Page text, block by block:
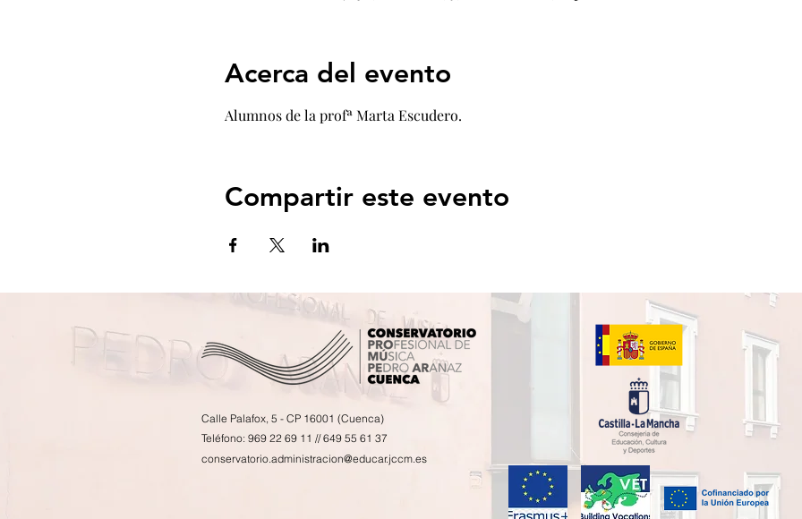
Acerca del evento
Alumnos de la profª Marta Escudero.
Compartir este evento
Calle Palafox, 5 - CP 16001 (Cuenca)
Teléfono: 969 22 69 11 // 649 55 61 37
conservatorio.administracion@educar.jccm.es